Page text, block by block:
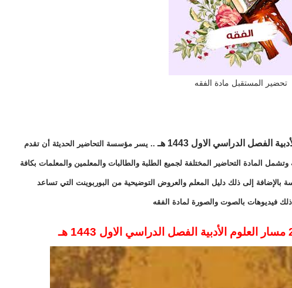
تحضير المستقبل مادة الفقه
.. يسر مؤسسة التحاضير الحديثة أن تقدم
المادة التحاضير المختلفة لجميع الطلبة والطالبات والمعلمين والمعلمات بكافة
بالإضافة إلى ذلك دليل المعلم والعروض التوضيحية من البوربوينت التي تساعد
فيديوهات بالصوت والصورة لمادة الفقه